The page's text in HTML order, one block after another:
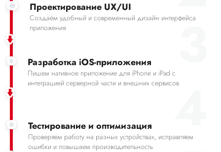
Проектирование UX/UI
Создаём удобный и современный дизайн интерфейса
приложения
3
Разработка iOS-приложения
Пишем нативное приложение для iPhone и iPad с
интеграцией серверной части и внешних сервисов
4
Тестирование и оптимизация
Проверяем работу на разных устройствах, исправляем
ошибки и повышаем производительность